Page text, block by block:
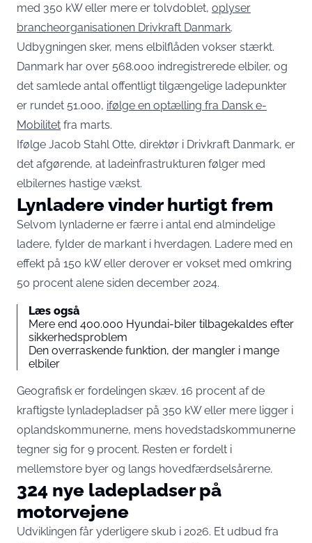
med 350 kW eller mere er tolvdoblet, oplyser
brancheorganisationen Drivkraft Danmark.
Udbygningen sker, mens elbilflåden vokser stærkt.
Danmark har over 568.000 indregistrerede elbiler, og
det samlede antal offentligt tilgængelige ladepunkter
er rundet 51.000, ifølge en optælling fra Dansk e-
Mobilitet fra marts.
Ifølge Jacob Stahl Otte, direktør i Drivkraft Danmark, er
det afgørende, at ladeinfrastrukturen følger med
elbilernes hastige vækst.
Lynladere vinder hurtigt frem
Selvom lynladerne er færre i antal end almindelige
ladere, fylder de markant i hverdagen. Ladere med en
effekt på 150 kW eller derover er vokset med omkring
50 procent alene siden december 2024.
Læs også
Mere end 400.000 Hyundai-biler tilbagekaldes efter
sikkerhedsproblem
Den overraskende funktion, der mangler i mange
elbiler
Geografisk er fordelingen skæv. 16 procent af de
kraftigste lynladepladser på 350 kW eller mere ligger i
oplandskommunerne, mens hovedstadskommunerne
tegner sig for 9 procent. Resten er fordelt i
mellemstore byer og langs hovedfærdselsårerne.
324 nye ladepladser på
motorvejene
Udviklingen får yderligere skub i 2026. Et udbud fra